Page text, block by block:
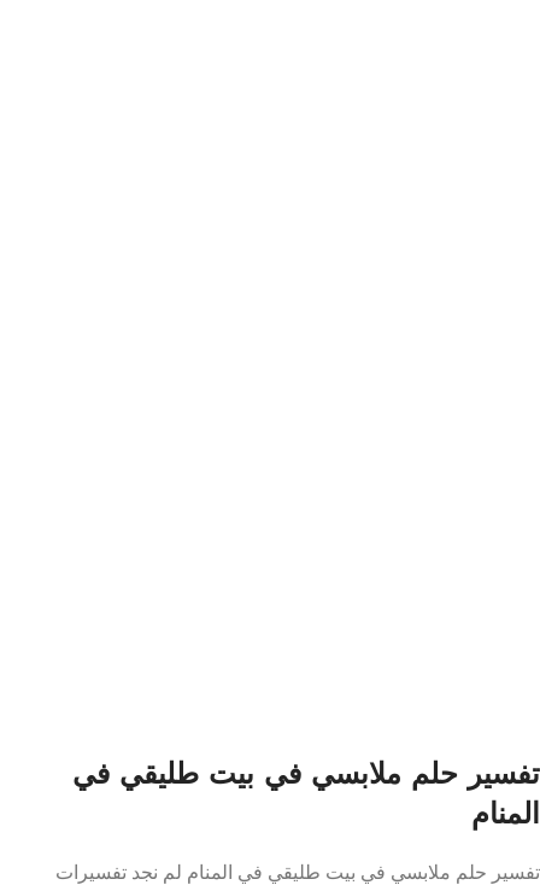
تفسير حلم ملابسي في بيت طليقي في
المنام
تفسير حلم ملابسي في بيت طليقي في المنام لم نجد تفسيرات